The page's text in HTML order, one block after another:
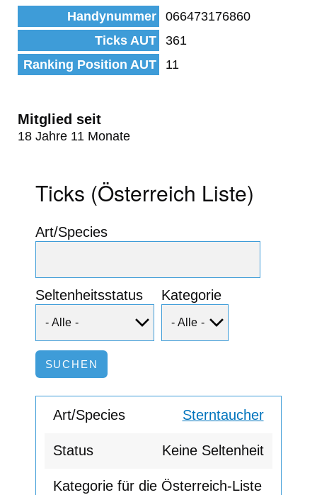
Handynummer
066473176860
Ticks AUT
361
Ranking Position AUT
11
Mitglied seit
18 Jahre 11 Monate
Ticks (Österreich Liste)
Art/Species
Seltenheitsstatus Kategorie
Sterntaucher
Keine Seltenheit